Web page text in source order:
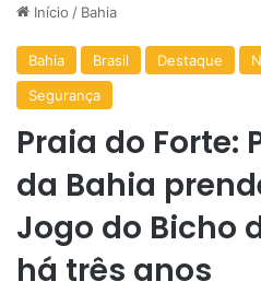
Início / Bahia
Bahia Brasil Destaque
Segurança
Praia do Forte:
da Bahia
Jogo do Bicho
há três anos